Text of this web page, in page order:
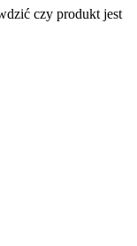
czy produkt jest